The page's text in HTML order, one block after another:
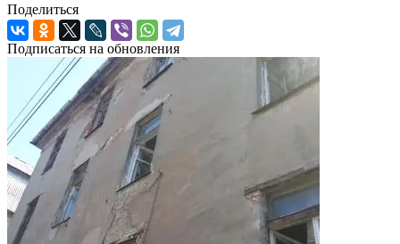
Поделиться
Подписаться на обновления